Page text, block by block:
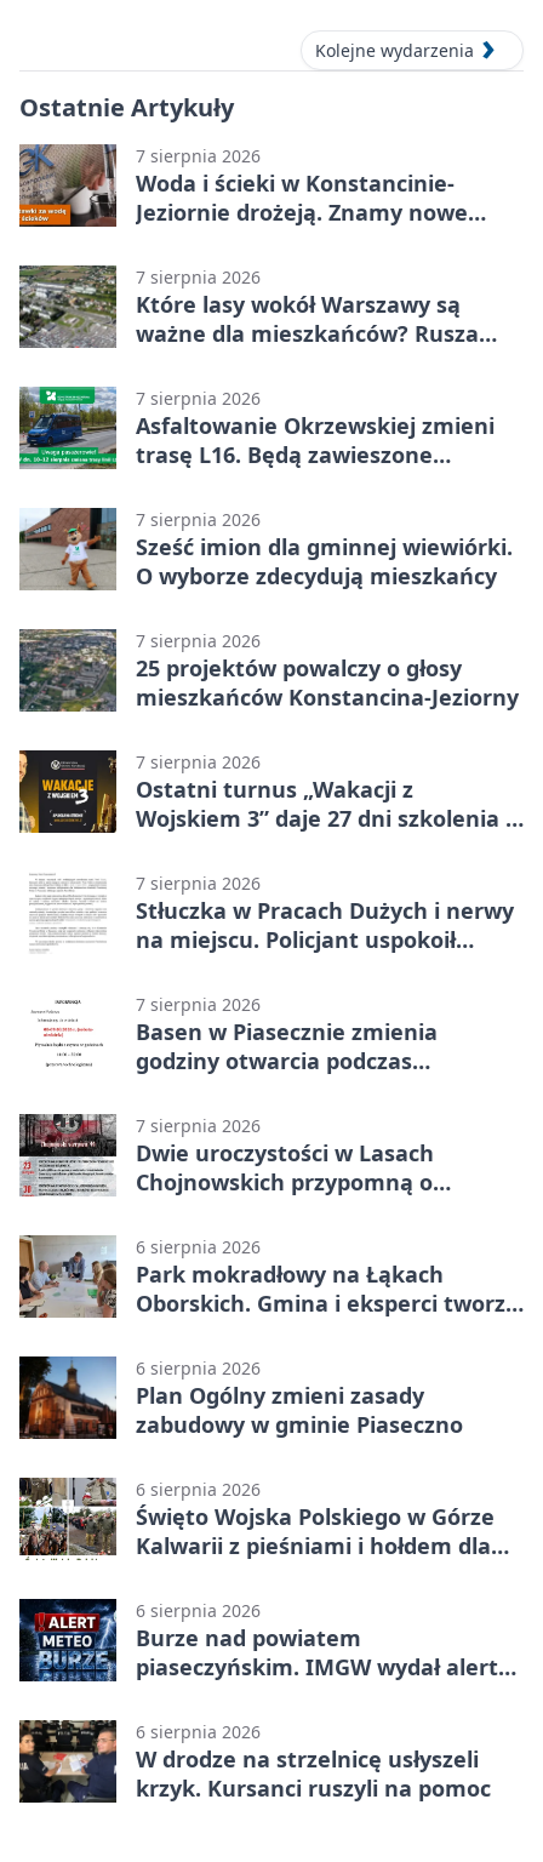
Kolejne wydarzenia
Ostatnie Artykuły
7 sierpnia 2026
Woda i ścieki w Konstancinie-
Jeziornie drożeją. Znamy nowe
7 sierpnia 2026
Które lasy wokół Warszawy są
ważne dla mieszkańców? Rusza
7 sierpnia 2026
Asfaltowanie Okrzewskiej zmieni
trasę L16. Będą zawieszone
7 sierpnia 2026
Sześć imion dla gminnej wiewiórki.
O wyborze zdecydują mieszkańcy
7 sierpnia 2026
25 projektów powalczy o głosy
mieszkańców Konstancina-Jeziorny
7 sierpnia 2026
Ostatni turnus „Wakacji z
Wojskiem 3” daje 27 dni szkolenia i
7 sierpnia 2026
Stłuczka w Pracach Dużych i nerwy
na miejscu. Policjant uspokoił
7 sierpnia 2026
Basen w Piasecznie zmienia
godziny otwarcia podczas
7 sierpnia 2026
Dwie uroczystości w Lasach
Chojnowskich przypomną o
6 sierpnia 2026
Park mokradłowy na Łąkach
Oborskich. Gmina i eksperci tworzą
6 sierpnia 2026
Plan Ogólny zmieni zasady
zabudowy w gminie Piaseczno
6 sierpnia 2026
Święto Wojska Polskiego w Górze
Kalwarii z pieśniami i hołdem dla
6 sierpnia 2026
Burze nad powiatem
piaseczyńskim. IMGW wydał alert
6 sierpnia 2026
W drodze na strzelnicę usłyszeli
krzyk. Kursanci ruszyli na pomoc